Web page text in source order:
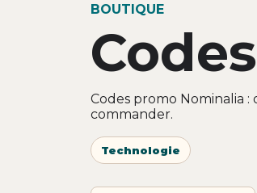
BOUTIQUE
Codes promo Nominalia
commander.
Technologie